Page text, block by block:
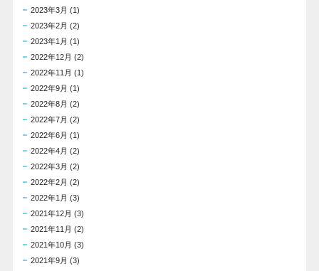
2023年3月 (1)
2023年2月 (2)
2023年1月 (1)
2022年12月 (2)
2022年11月 (1)
2022年9月 (1)
2022年8月 (2)
2022年7月 (2)
2022年6月 (1)
2022年4月 (2)
2022年3月 (2)
2022年2月 (2)
2022年1月 (3)
2021年12月 (3)
2021年11月 (2)
2021年10月 (3)
2021年9月 (3)